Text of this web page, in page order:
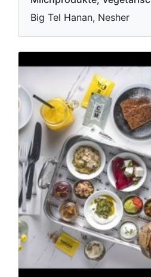
Big Tel Hanan, Nesher